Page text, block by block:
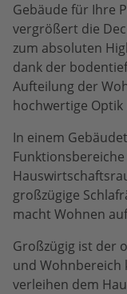
Gebäude für Ihre
vergrößert die
zum absoluten
dank der
Aufteilung der
hochwertige Optik
In einem
großzügige
macht Wohnen
Großzügig ist der
und Wohnbereich
verleihen dem